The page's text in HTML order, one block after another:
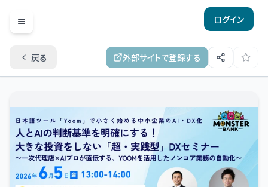
Open menu
ログイン
戻る 外部サイトで登録する